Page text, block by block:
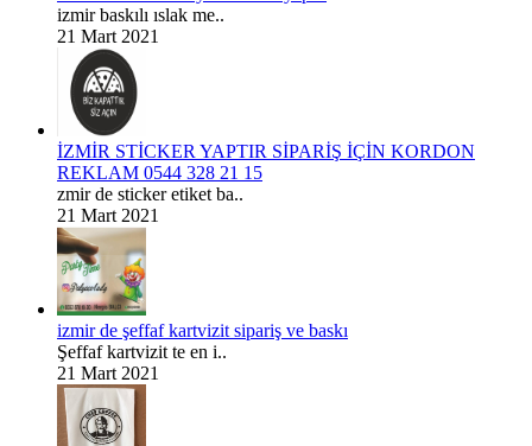
izmir baskılı ıslak me..
21 Mart 2021
İZMİR STİCKER YAPTIR SİPARİŞ İÇİN KORDON
REKLAM 0544 328 21 15
zmir de sticker etiket ba..
21 Mart 2021
izmir de şeffaf kartvizit sipariş ve baskı
Şeffaf kartvizit te en i..
21 Mart 2021